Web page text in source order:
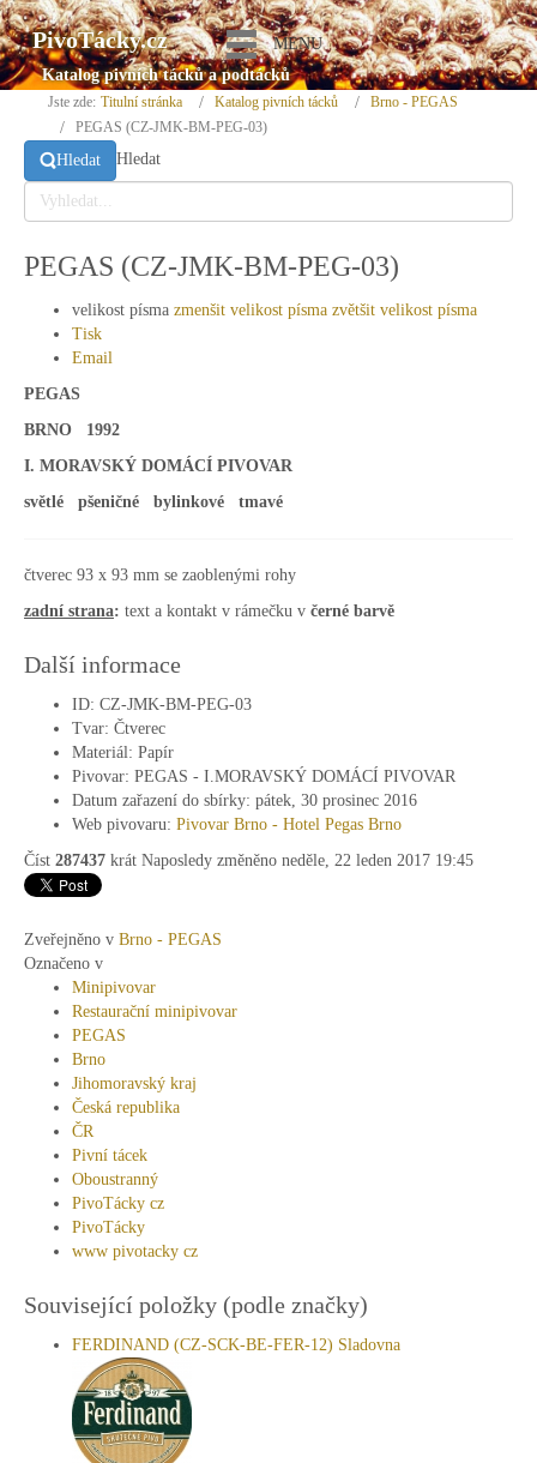
MENU
Katalog pivních tácků a podtácků
PivoTácky.cz
Jste zde: Titulní stránka Katalog pivních tácků
Brno - PEGAS
PEGAS (CZ-JMK-BM-PEG-03)
Hledat Hledat
PEGAS (CZ-JMK-BM-PEG-03)
velikost písma zmenšit velikost písma zvětšit velikost písma
Tisk
Email
PEGAS
BRNO 1992
I. MORAVSKÝ DOMÁCÍ PIVOVAR
světlé pšeničné bylinkové tmavé
čtverec 93 x 93 mm se zaoblenými rohy
zadní strana: text a kontakt v rámečku v černé barvě
Další informace
ID: CZ-JMK-BM-PEG-03
Tvar: Čtverec
Materiál: Papír
Pivovar: PEGAS - I.MORAVSKÝ DOMÁCÍ PIVOVAR
Datum zařazení do sbírky: pátek, 30 prosinec 2016
Web pivovaru: Pivovar Brno - Hotel Pegas Brno
Číst 287437 krát Naposledy změněno neděle, 22 leden 2017 19:45
Zveřejněno v Brno - PEGAS
Označeno v
Minipivovar
Restaurační minipivovar
PEGAS
Brno
Jihomoravský kraj
Česká republika
ČR
Pivní tácek
Oboustranný
PivoTácky cz
PivoTácky
www pivotacky cz
Související položky (podle značky)
FERDINAND (CZ-SCK-BE-FER-12) Sladovna